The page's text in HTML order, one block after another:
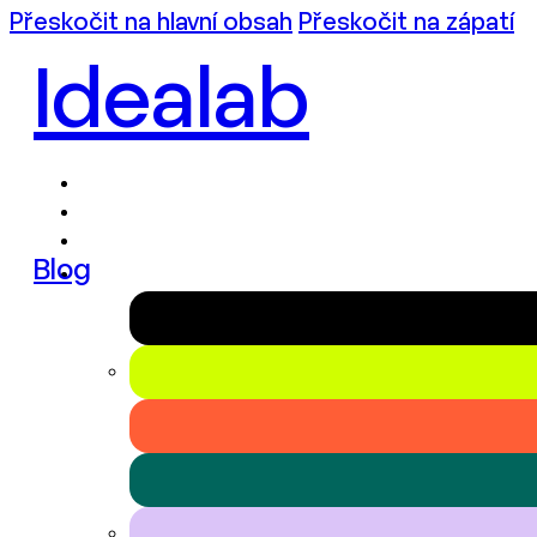
Přeskočit na hlavní obsah Přeskočit na zápatí
Idealab
Blog